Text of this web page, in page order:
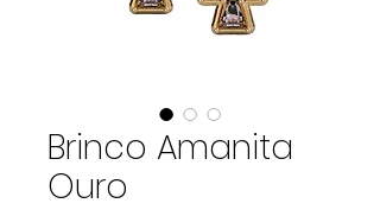
Brinco Amanita
Ouro